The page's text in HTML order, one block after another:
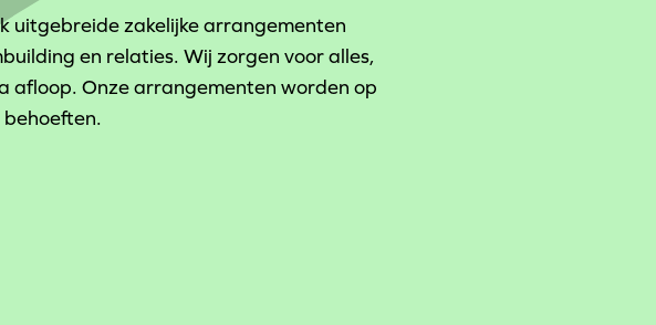
uitgebreide zakelijke arrangementen
en relaties. Wij zorgen voor alles,
Onze arrangementen worden op